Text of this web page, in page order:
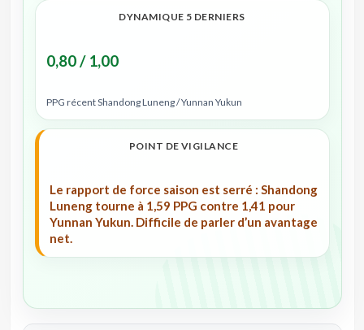
DYNAMIQUE 5 DERNIERS
0,80 / 1,00
PPG récent Shandong Luneng / Yunnan Yukun
POINT DE VIGILANCE
Le rapport de force saison est serré : Shandong
Luneng tourne à 1,59 PPG contre 1,41 pour
Yunnan Yukun. Difficile de parler d’un avantage
net.